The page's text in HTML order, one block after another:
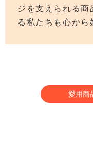
ジを支えられる商
る私たちも心から
愛用商